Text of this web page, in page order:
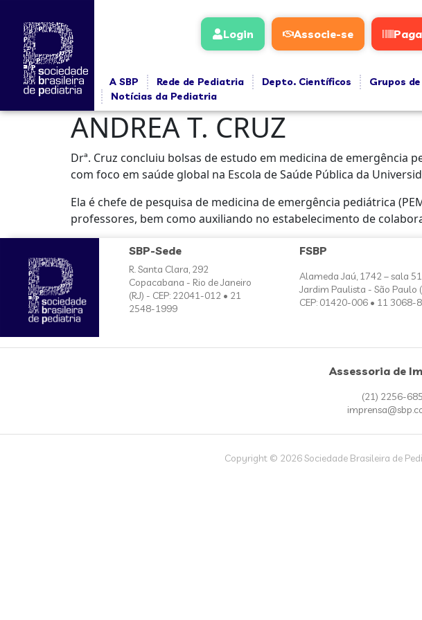
Login Associe-se
A SBP Rede de Pediatria Depto. Científicos Grupos
Notícias da Pediatria
ANDREA T. CRUZ
Drª. Cruz concluiu bolsas de estudo em medicina de emergência
com foco em saúde global na Escola de Saúde Pública da
Ela é chefe de pesquisa de medicina de emergência pediátrica
professores, bem como auxiliando no estabelecimento de
SBP-Sede
R. Santa Clara, 292
Copacabana - Rio de Janeiro
(RJ) - CEP: 22041-012 • 21
2548-1999
FSBP
Alameda Jaú, 1742 – sala
Jardim Paulista - São Paulo
CEP: 01420-006 • 11 3068-
Assessoria de
(21) 2256-
Copyright © 2026 Sociedade Brasileira de